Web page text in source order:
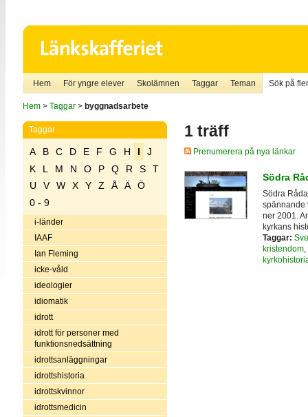
Hem För yngre elever Skolämnen Taggar Teman Sök på
Hem> Taggar> byggnadsarbete
Taggar
A B C D E F G H I
J
K
L M N O P Q R S
T
U
V W X Y Z Å Ä
Ö
0 - 9
i-länder
IAAF
Ian Fleming
icke-våld
ideologier
idiomatik
idrott
idrott för personer med
funktionsnedsättning
idrottsanläggningar
idrottshistoria
idrottskvinnor
idrottsmedicin
1 träff
Prenumerera på nya länkar
Södra
Södra
spännande
ner 2001.
kyrkans
Taggar:
kristendom,